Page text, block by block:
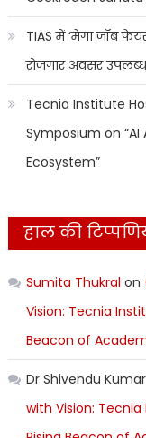
TIAS में ‘मेगा जॉब
रोजगार अवसर उपलब्ध
Tecnia Institute
Symposium on
Ecosystem”
हाल की
Sumita Thukral on
Vision: Tecnia
Beacon of
Dr Shivendu
with Vision: